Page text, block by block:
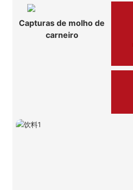
Capturas de molho de
carneiro